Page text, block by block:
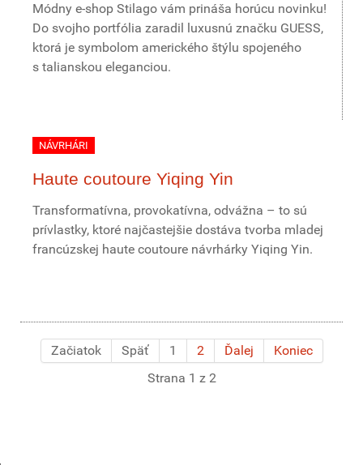
Módny e-shop Stilago vám prináša horúcu novinku!
Do svojho portfólia zaradil luxusnú značku GUESS,
ktorá je symbolom amerického štýlu spojeného
s talianskou eleganciou.
NÁVRHÁRI
Haute coutoure Yiqing Yin
Transformatívna, provokatívna, odvážna – to sú
prívlastky, ktoré najčastejšie dostáva tvorba mladej
francúzskej haute coutoure návrhárky Yiqing Yin.
Začiatok Späť 1 2 Ďalej
Koniec
Strana 1 z 2